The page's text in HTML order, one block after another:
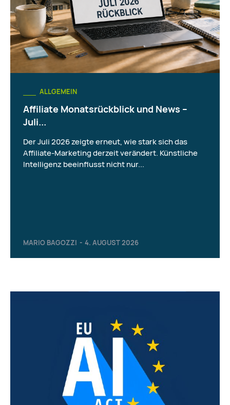
ALLGEMEIN
Affiliate Monatsrückblick und News –
Juli...
MARIO BAGOZZI - 4. AUGUST 2026
Der Juli 2026 zeigte erneut, wie stark sich das
Affiliate-Marketing derzeit verändert. Künstliche
Intelligenz beeinflusst nicht nur...